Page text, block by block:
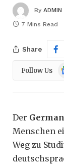
By ADMIN
7 Mins Read
Share
Follow Us
Der
Menschen
Weg zu